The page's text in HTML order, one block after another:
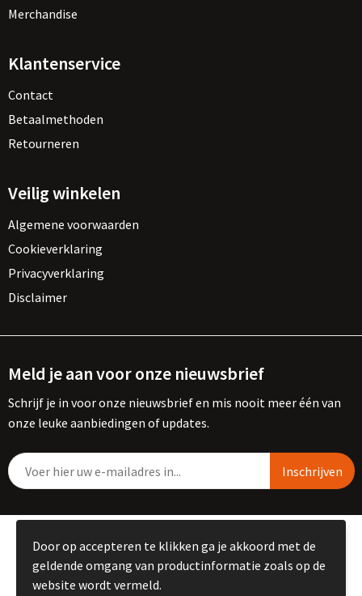
Merchandise
Klantenservice
Contact
Betaalmethoden
Retourneren
Veilig winkelen
Algemene voorwaarden
Cookieverklaring
Privacyverklaring
Disclaimer
Meld je aan voor onze nieuwsbrief
Schrijf je in voor onze nieuwsbrief en mis nooit meer één van
onze leuke aanbiedingen of updates.
© Copyright Kemme B.V. 2023
Door op accepteren te klikken ga je akkoord met de
geldende omgang van productinformatie zoals op de
website wordt vermeld.